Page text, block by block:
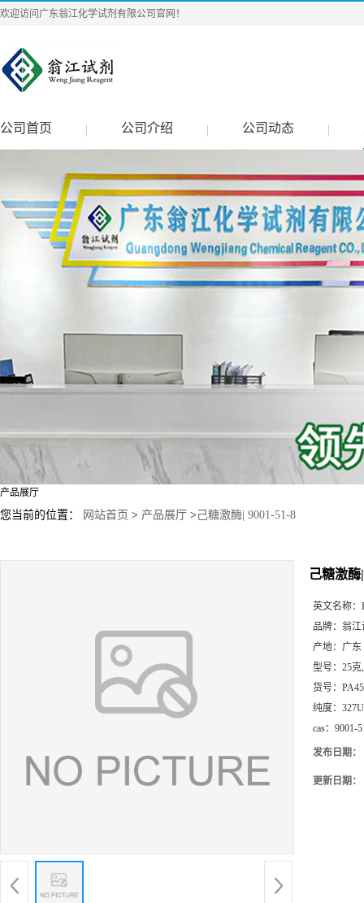
欢迎访问广东翁江化学试剂有限公司官网！
公司首页 公司介绍 公司动态
产品展厅
您当前的位置： 网站首页 > 产品展厅 >己糖激酶| 9001-51-8
己糖激酶
英文名称：
品牌： 翁江
产地： 广东
型号： 25克
货号：
纯度：
cas： 9001-
发布日期：
更新日期：